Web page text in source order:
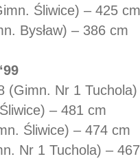
Śliwice) – 425 cm
Bysław) – 386 cm
‘99
(Gimn. Nr 1
– 481 cm
Śliwice) – 474 cm
Nr 1 Tuchola) –